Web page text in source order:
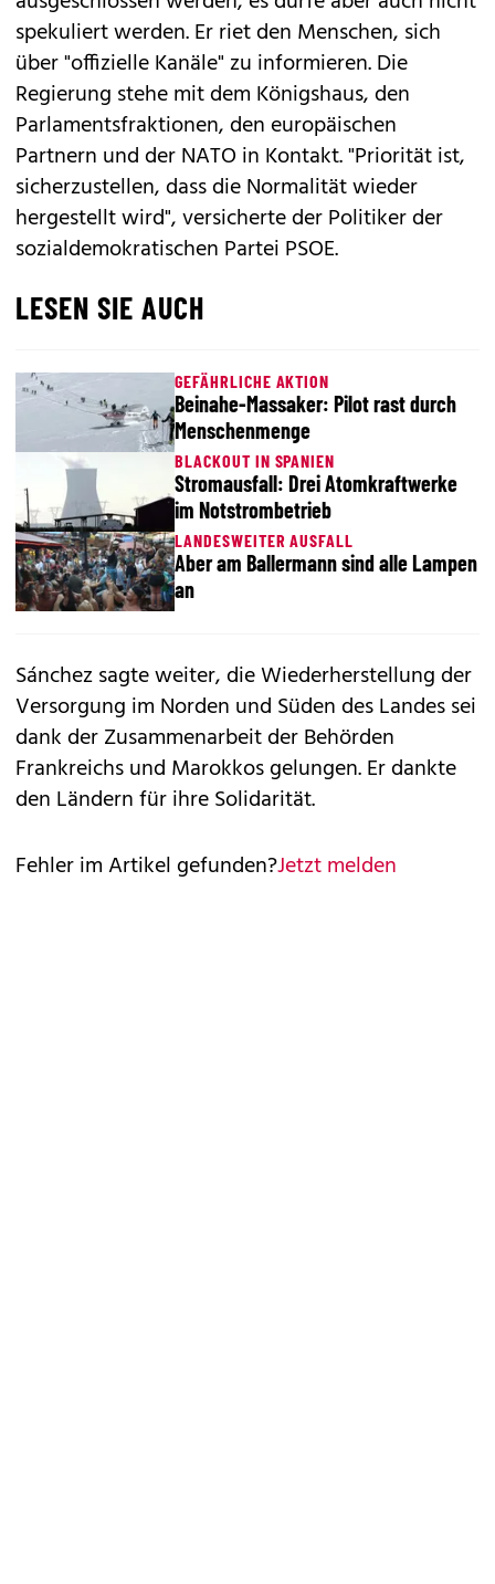
spekuliert werden. Er riet den Menschen, sich
über "offizielle Kanäle" zu informieren. Die
Regierung stehe mit dem Königshaus, den
Parlamentsfraktionen, den europäischen
Partnern und der NATO in Kontakt. "Priorität ist,
sicherzustellen, dass die Normalität wieder
hergestellt wird", versicherte der Politiker der
sozialdemokratischen Partei PSOE.
LESEN SIE AUCH
GEFÄHRLICHE AKTION
Beinahe-Massaker: Pilot rast durch
Menschenmenge
BLACKOUT IN SPANIEN
Stromausfall: Drei Atomkraftwerke
im Notstrombetrieb
LANDESWEITER AUSFALL
Aber am Ballermann sind alle Lampen
an
Sánchez sagte weiter, die Wiederherstellung der
Versorgung im Norden und Süden des Landes sei
dank der Zusammenarbeit der Behörden
Frankreichs und Marokkos gelungen. Er dankte
den Ländern für ihre Solidarität.
Fehler im Artikel gefunden?Jetzt melden